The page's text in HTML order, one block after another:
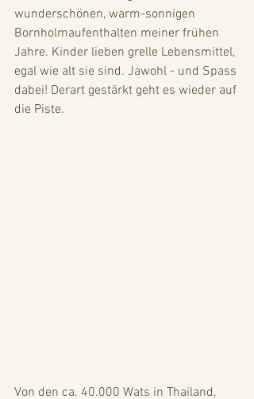
wunderschönen, warm-sonnigen
Bornholmaufenthalten meiner frühen
Jahre. Kinder lieben grelle Lebensmittel,
egal wie alt sie sind. Jawohl - und Spass
dabei! Derart gestärkt geht es wieder auf
die Piste.
Von den ca. 40.000 Wats in Thailand,